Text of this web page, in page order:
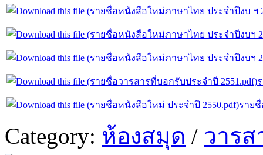
ราย
Category: ห้องสมุด / วาร